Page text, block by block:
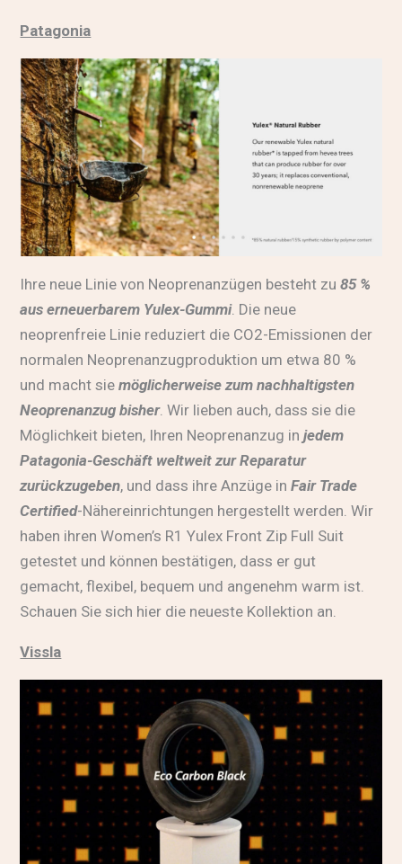
Patagonia
Ihre neue Linie von Neoprenanzügen besteht zu85 %
aus erneuerbarem Yulex-Gummi. Die neue
neoprenfreie Linie reduziert die CO2-Emissionen der
normalen Neoprenanzugproduktion um etwa 80 %
und macht siemöglicherweise zum nachhaltigsten
Neoprenanzug bisher. Wir lieben auch, dass sie die
Möglichkeit bieten, Ihren Neoprenanzug injedem
Patagonia-Geschäft weltweit zur Reparatur
zurückzugeben, und dass ihre Anzüge inFair Trade
Certified-Nähereinrichtungen hergestellt werden. Wir
haben ihren Women’s R1 Yulex Front Zip Full Suit
getestet und können bestätigen, dass er gut
gemacht, flexibel, bequem und angenehm warm ist.
Schauen Sie sich hier die neueste Kollektion an
Vissla